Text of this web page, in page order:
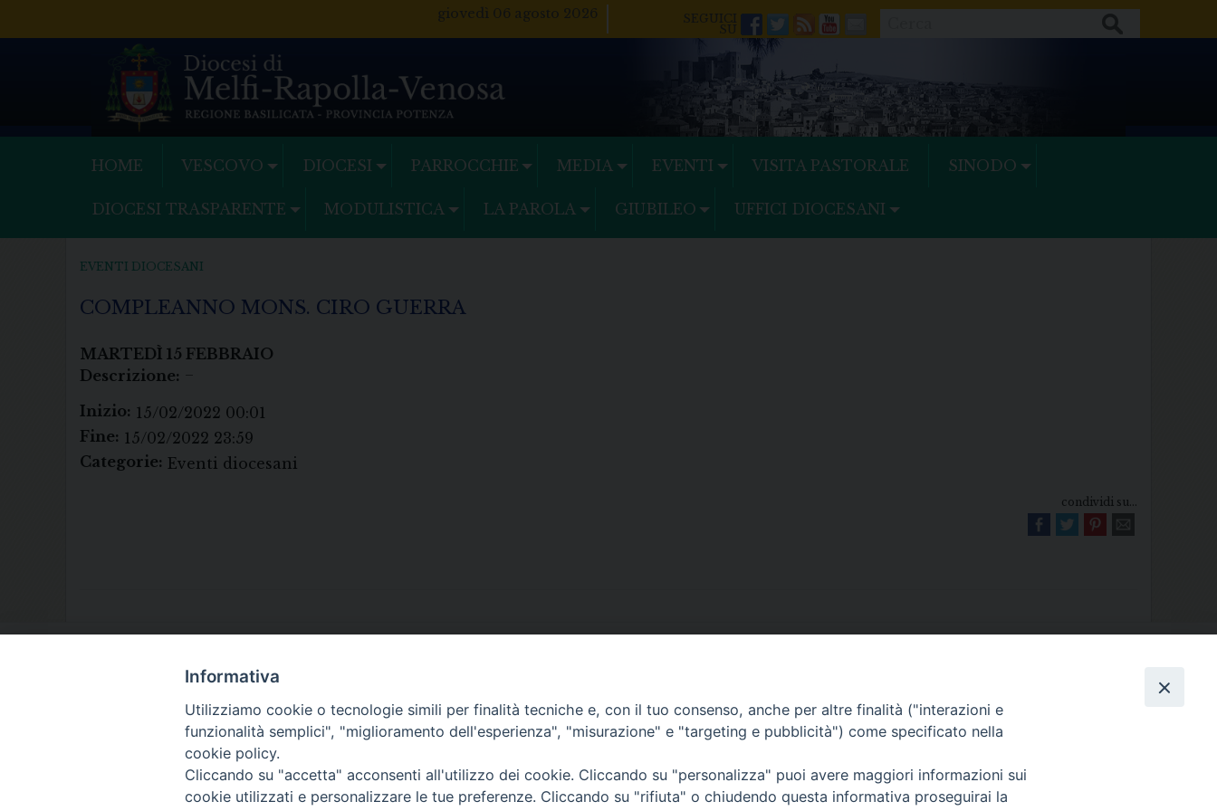
giovedì 06 agosto 2026
Facebook
Twitter
FeedsYoutube
Mail
HOME VESCOVO DIOCESI PARROCCHIE MEDIA EVENTI VISITA PASTORALE SINODO
DIOCESI TRASPARENTE MODULISTICA LA PAROLA GIUBILEO UFFICI DIOCESANI
EVENTI DIOCESANI
COMPLEANNO MONS. CIRO GUERRA
MARTEDÌ 15 FEBBRAIO
Descrizione: –
Inizio: 15/02/2022 00:01
Fine: 15/02/2022 23:59
Categorie: Eventi diocesani
condividi su...
• Largo Duomo, 12 - 85025 MELFI (PZ) • Tel. 0972238604
PEC ufficiale della Diocesi: diocesi.melfi_rapolla_venosa@legalmail.it
Informativa
Utilizziamo cookie o tecnologie simili per finalità tecniche e, con il tuo consenso, anche per altre finalità ("interazioni e
funzionalità semplici", "miglioramento dell'esperienza", "misurazione" e "targeting e pubblicità") come specificato nella
cookie policy.
Cliccando su "accetta" acconsenti all'utilizzo dei cookie. Cliccando su "personalizza" puoi avere maggiori informazioni sui
cookie utilizzati e personalizzare le tue preferenze. Cliccando su "rifiuta" o chiudendo questa informativa proseguirai la